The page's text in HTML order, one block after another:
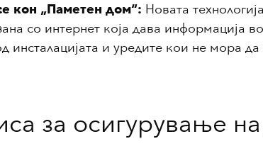
кон „Паметен дом“: Новата
со интернет која дава информација
инсталацијата и уредите кои не мора
за осигурување